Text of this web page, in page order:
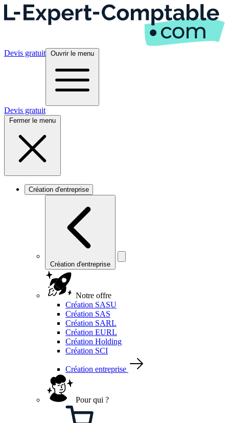
Devis gratuit Ouvrir le menu
Devis gratuit
Fermer le menu
Création d'entreprise
Création d'entreprise
Notre offre
Création SASU
Création SAS
Création SARL
Création EURL
Création Holding
Création SCI
Création entreprise
Pour qui ?